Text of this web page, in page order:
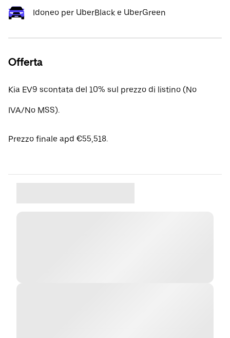
Idoneo per UberBlack e UberGreen
Offerta
Kia EV9 scontata del 10% sul prezzo di listino (No
IVA/No MSS).
Prezzo finale apd €55,518.